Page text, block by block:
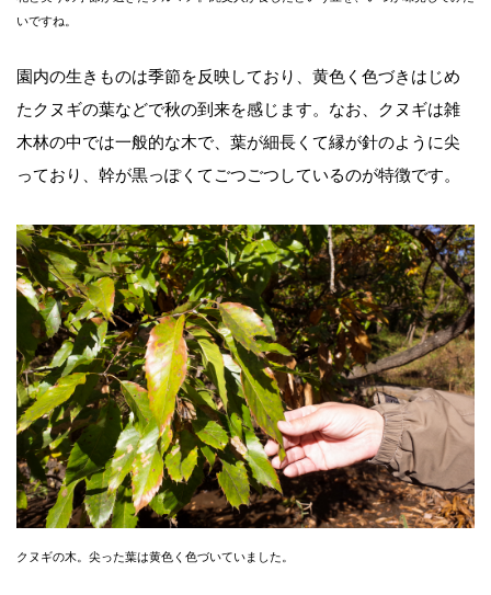
いですね。
園内の生きものは季節を反映しており、黄色く色づきはじめ
たクヌギの葉などで秋の到来を感じます。なお、クヌギは雑
木林の中では一般的な木で、葉が細長くて縁が針のように尖
っており、幹が黒っぽくてごつごつしているのが特徴です。
クヌギの木。尖った葉は黄色く色づいていました。